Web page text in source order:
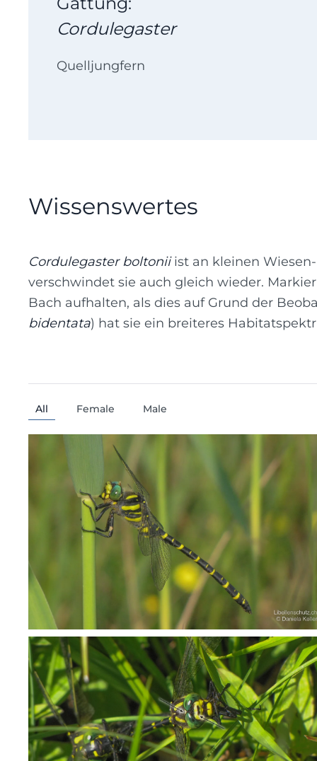
Cordulegaster
Quelljungfern
Wissenswertes
Cordulegaster boltoniiist an kleinen
verschwindet sie auch gleich wieder.
Bach aufhalten, als dies auf Grund der
bidentata) hat sie ein breiteres
All Female Male